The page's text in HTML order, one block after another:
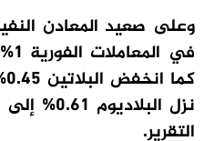
وعلى صعيد المعادن
التقرير.